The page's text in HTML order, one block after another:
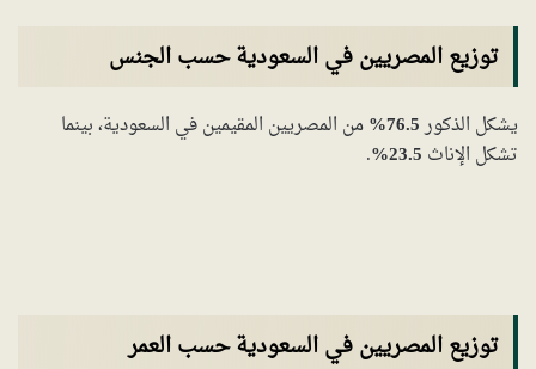
توزيع المصريين في السعودية حسب الجنس
يشكل الذكور76.5%
من المصريين المقيمين في السعودية، بينما
تشكل الإناث 23.5%
.
توزيع المصريين في السعودية حسب العمر